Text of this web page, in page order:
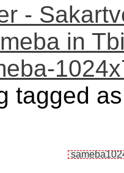
-
in
tagged